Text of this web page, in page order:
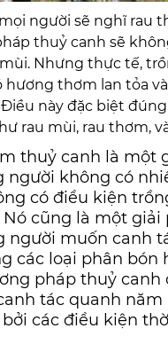
người sẽ nghĩ rau
thuỷ canh sẽ
Nhưng thực tế,
hương thơm lan tỏa
này đặc biệt
rau mùi, rau thơm,
thuỷ canh là một
người không có
có điều kiện
cũng là một giải
người muốn canh
các loại phân bón
pháp thuỷ canh
tác quanh
các điều kiện